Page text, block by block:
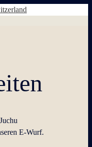
E-Wurf.